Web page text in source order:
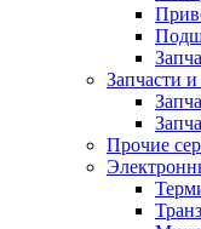
Запчасти
Прочие